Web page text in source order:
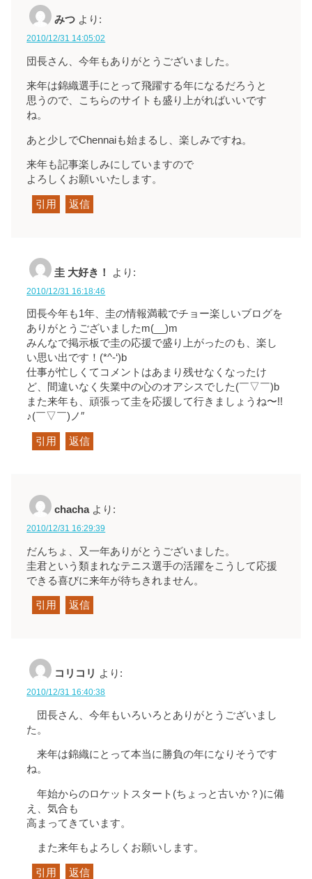
みつ より:
2010/12/31 14:05:02
団長さん、今年もありがとうございました。
来年は錦織選手にとって飛躍する年になるだろうと
思うので、こちらのサイトも盛り上がればいいです
ね。
あと少しでChennaiも始まるし、楽しみですね。
来年も記事楽しみにしていますので
よろしくお願いいたします。
引用 返信
圭 大好き！ より:
2010/12/31 16:18:46
団長今年も1年、圭の情報満載でチョー楽しいブログを
ありがとうございましたm(__)m
みんなで掲示板で圭の応援で盛り上がったのも、楽し
い思い出です！(*^-‘)b
仕事が忙しくてコメントはあまり残せなくなったけ
ど、間違いなく失業中の心のオアシスでした(￣▽￣)b
また来年も、頑張って圭を応援して行きましょうね〜!!
♪(￣▽￣)ノ″
引用 返信
chacha より:
2010/12/31 16:29:39
だんちょ、又一年ありがとうございました。
圭君という類まれなテニス選手の活躍をこうして応援
できる喜びに来年が待ちきれません。
引用 返信
コリコリ より:
2010/12/31 16:40:38
団長さん、今年もいろいろとありがとうございまし
た。
来年は錦織にとって本当に勝負の年になりそうです
ね。
年始からのロケットスタート(ちょっと古いか？)に備
え、気合も
高まってきています。
また来年もよろしくお願いします。
引用 返信